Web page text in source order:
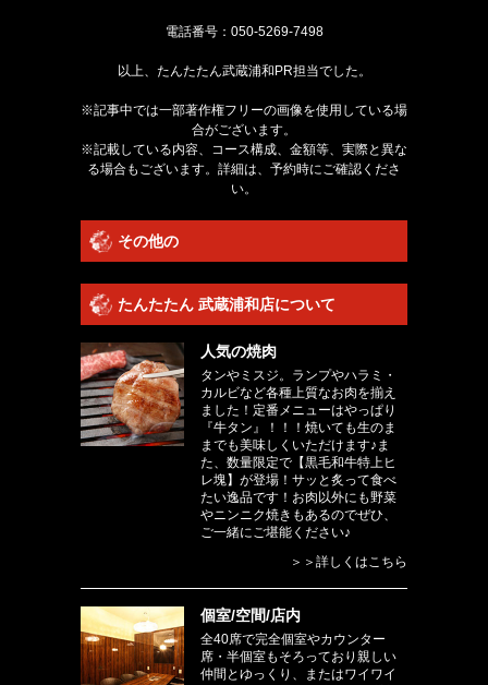
電話番号： 050-5269-7498
以上、たんたたん武蔵浦和PR担当でした。
※記事中では一部著作権フリーの画像を使用している場
合がございます。
※記載している内容、コース構成、金額等、実際と異な
る場合もございます。詳細は、予約時にご確認くださ
い。
その他の
たんたたん 武蔵浦和店について
人気の焼肉
タンやミスジ。ランプやハラミ・
カルビなど各種上質なお肉を揃え
ました！定番メニューはやっぱり
『牛タン』！！！焼いても生のま
までも美味しくいただけます♪ま
た、数量限定で【黒毛和牛特上ヒ
レ塊】が登場！サッと炙って食べ
たい逸品です！お肉以外にも野菜
やニンニク焼きもあるのでぜひ、
ご一緒にご堪能ください♪
＞＞詳しくはこちら
個室/空間/店内
全40席で完全個室やカウンター
席・半個室もそろっており親しい
仲間とゆっくり、またはワイワイ